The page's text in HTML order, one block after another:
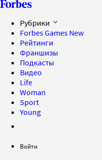
Рубрики
Forbes Games New
Рейтинги
Франшизы
Подкасты
Видео
Life
Woman
Sport
Young
Войти